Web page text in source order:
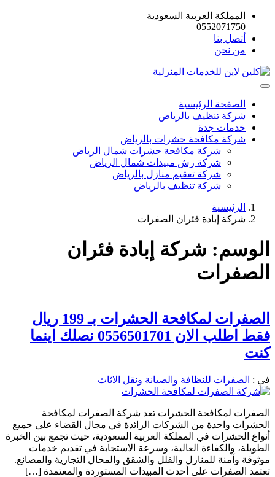
المملكة العربية السعودية
0552071750
أتصل بنا
من نحن
الصفحة الرئيسية
شركة تنظيف بالرياض
خدمات جدة
شركة مكافحة حشرات بالرياض
شركة مكافحة حشرات شمال الرياض
شركة رش مبيدات شمال الرياض
شركة تعقيم منازل بالرياض
شركة تنظيف بالرياض
الرئيسية
شركة إبادة فئران الصفرات
الوسم: شركة إبادة فئران
الصفرات
الصفرات لمكافحة الحشرات بـ 199 ريال
فقط اطلب الان 0556501701 نصلك اينما
كنت
في : الصفرات للنظافة والصيانة ونقل الاثاث
الصفرات لمكافحة الحشرات تعد شركة الصفرات لمكافحة
الحشرات واحدة من الشركات الرائدة في مجال القضاء على جميع
أنواع الحشرات في المملكة العربية السعودية، حيث تجمع بين الخبرة
الطويلة، والكفاءة العالية، وسرعة الاستجابة في تقديم خدمات
موثوقة وآمنة للمنازل والفلل والشقق والمحال التجارية والمصانع.
تعتمد الصفرات على أحدث المبيدات المستوردة والمعتمدة […]